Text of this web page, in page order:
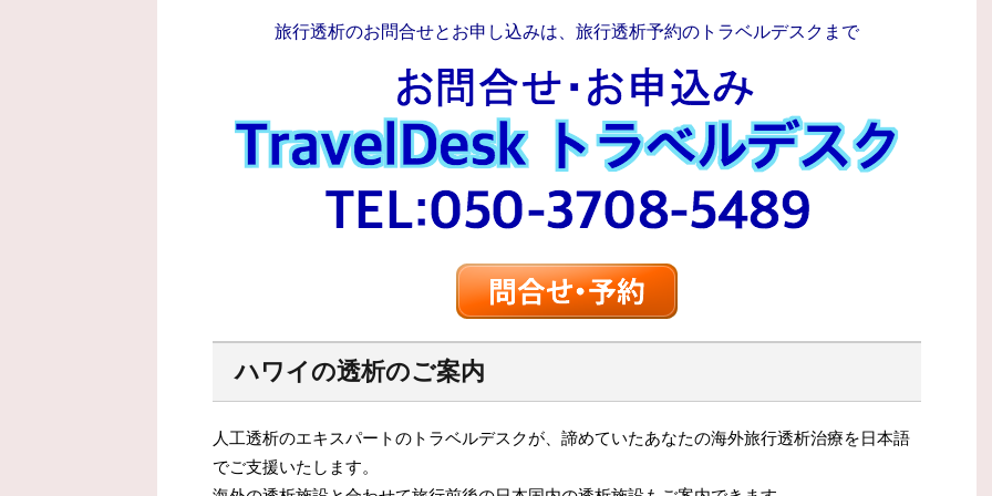
旅行透析のお問合せとお申し込みは、旅行透析予約のトラベルデスクまで
ハワイの透析のご案内
人工透析のエキスパートのトラベルデスクが、諦めていたあなたの海外旅行透析治療を日本語
でご支援いたします。